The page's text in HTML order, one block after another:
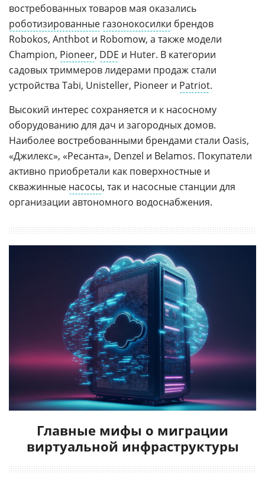
востребованных товаров мая оказались
роботизированные газонокосилки брендов
Robokos, Anthbot и Robomow, а также модели
Champion, Pioneer, DDE и Huter. В категории
садовых триммеров лидерами продаж стали
устройства Tabi, Unisteller, Pioneer и Patriot.
Высокий интерес сохраняется и к насосному
оборудованию для дач и загородных домов.
Наиболее востребованными брендами стали Oasis,
«Джилекс», «Ресанта», Denzel и Belamos. Покупатели
активно приобретали как поверхностные и
скважинные насосы, так и насосные станции для
организации автономного водоснабжения.
Главные мифы о миграции
виртуальной инфраструктуры